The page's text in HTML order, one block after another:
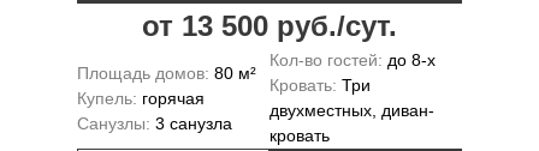
от 13 500 руб./сут.
Площадь домов: 80 м²
Купель: горячая
Санузлы: 3 санузла
Кол-во гостей: до 8-х
Кровать: Три
двухместных, диван-
кровать